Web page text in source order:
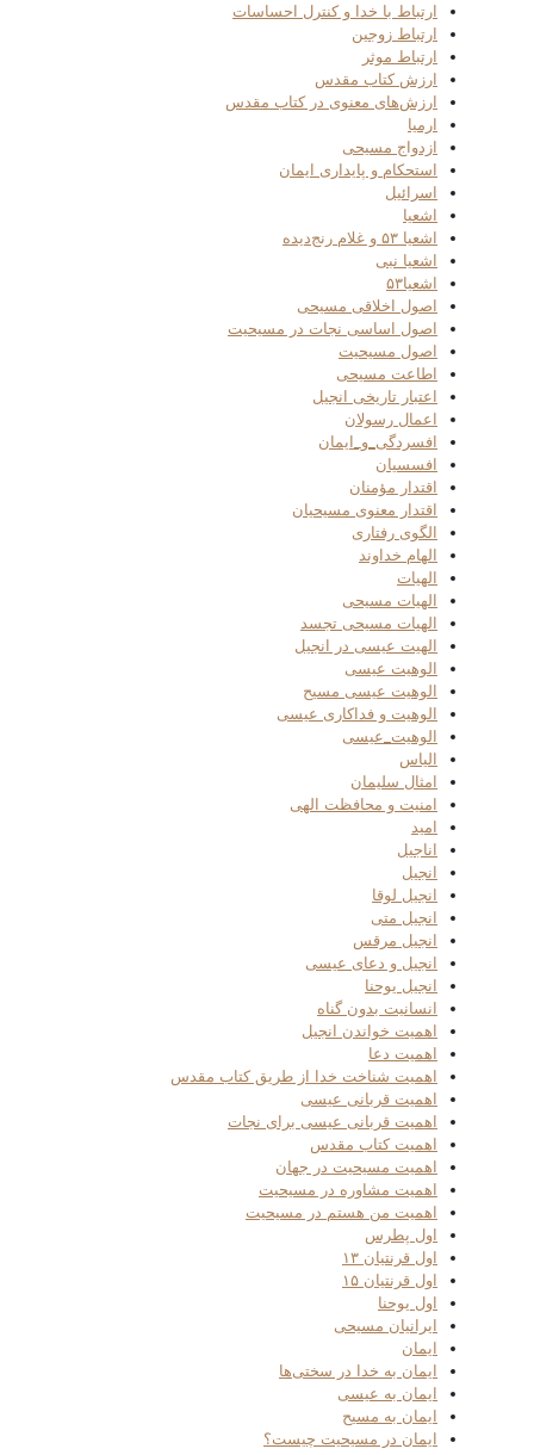
ارتباط با خدا و کنترل احساسات
ارتباط زوجین
ارتباط موثر
ارزش کتاب مقدس
ارزش‌های معنوی در کتاب مقدس
ارمیا
ازدواج مسیحی
استحکام و پایداری ایمان
اسرائیل
اشعیا
اشعیا ۵۳ و غلام رنج‌دیده
اشعیا نبی
اشعیا۵۳
اصول اخلاقی مسیحی
اصول اساسی نجات در مسیحیت
اصول مسیحیت
اطاعت مسیحی
اعتبار تاریخی انجیل
اعمال رسولان
افسردگی_و_ایمان
افسسیان
اقتدار مؤمنان
اقتدار معنوی مسیحیان
الگوی رفتاری
الهام خداوند
الهیات
الهیات مسیحی
الهیات مسیحی تجسد
الهیت عیسی در انجیل
الوهیت عیسی
الوهیت عیسی مسیح
الوهیت و فداکاری عیسی
الوهیت_عیسی
الیاس
امثال سلیمان
امنیت و محافظت الهی
امید
اناجیل
انجیل
انجیل لوقا
انجیل متی
انجیل مرقس
انجیل و دعای عیسی
انجیل یوحنا
انسانیت بدون گناه
اهمیت خواندن انجیل
اهمیت دعا
اهمیت شناخت خدا از طریق کتاب مقدس
اهمیت قربانی عیسی
اهمیت قربانی عیسی برای نجات
اهمیت کتاب مقدس
اهمیت مسیحیت در جهان
اهمیت مشاوره در مسیحیت
اهمیت من هستم در مسیحیت
اول پطرس
اول قرنتیان ۱۳
اول قرنتیان ۱۵
اول یوحنا
ایرانیان مسیحی
ایمان
ایمان به خدا در سختی‌ها
ایمان به عیسی
ایمان به مسیح
ایمان در مسیحیت چیست؟